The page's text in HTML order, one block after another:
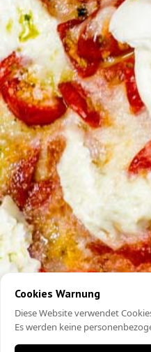
Cookies Warnung
Diese Website verwendet
Es werden keine